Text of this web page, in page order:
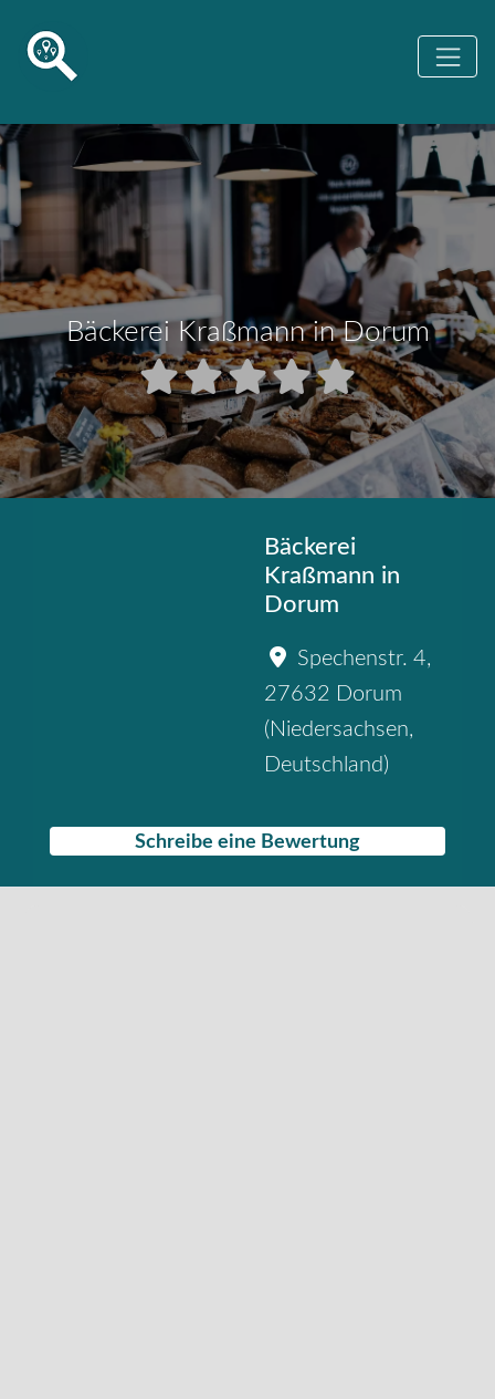
Bäckerei Kraßmann in Dorum
Bäckerei
Kraßmann in
Dorum
Spechenstr. 4,
27632 Dorum
( Niedersachsen,
Deutschland)
Schreibe eine Bewertung